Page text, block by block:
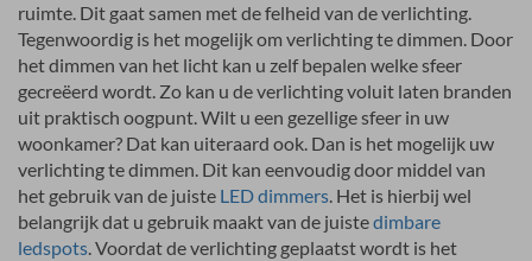
ruimte. Dit gaat samen met de felheid van de verlichting.
Tegenwoordig is het mogelijk om verlichting te dimmen. Door
het dimmen van het licht kan u zelf bepalen welke sfeer
gecreëerd wordt. Zo kan u de verlichting voluit laten branden
uit praktisch oogpunt. Wilt u een gezellige sfeer in uw
woonkamer? Dat kan uiteraard ook. Dan is het mogelijk uw
verlichting te dimmen. Dit kan eenvoudig door middel van
het gebruik van de juiste LED dimmers. Het is hierbij wel
belangrijk dat u gebruik maakt van de juistedimbare
ledspots. Voordat de verlichting geplaatst wordt is het